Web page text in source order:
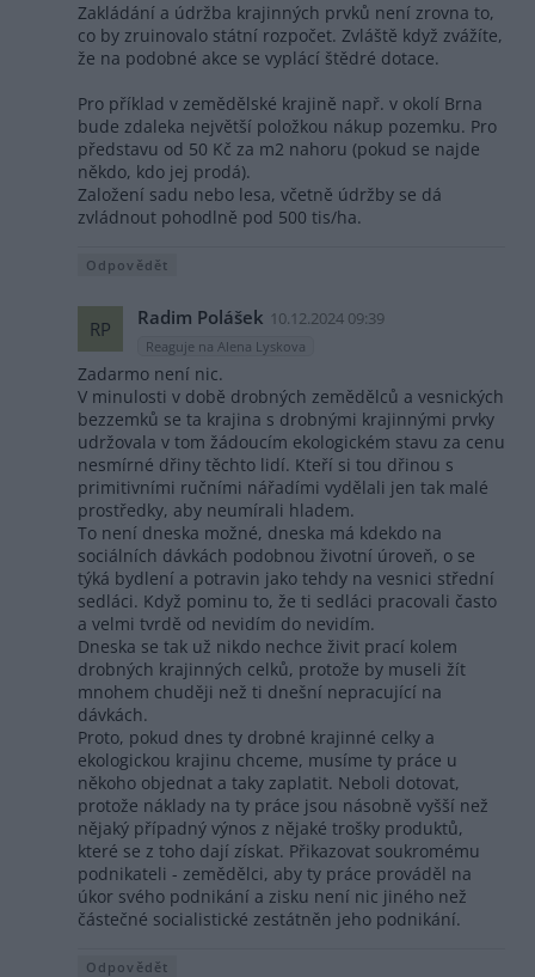
Zakládání a údržba krajinných prvků není zrovna to,
co by zruinovalo státní rozpočet. Zvláště když zvážíte,
že na podobné akce se vyplácí štědré dotace.
Pro příklad v zemědělské krajině např. v okolí Brna
bude zdaleka největší položkou nákup pozemku. Pro
představu od 50 Kč za m2 nahoru (pokud se najde
někdo, kdo jej prodá).
Založení sadu nebo lesa, včetně údržby se dá
zvládnout pohodlně pod 500 tis/ha.
Odpovědět
RP Radim Polášek 10.12.2024 09:39
Reaguje na Alena Lyskova
Zadarmo není nic.
V minulosti v době drobných zemědělců a vesnických
bezzemků se ta krajina s drobnými krajinnými prvky
udržovala v tom žádoucím ekologickém stavu za cenu
nesmírné dřiny těchto lidí. Kteří si tou dřinou s
primitivními ručními nářadími vydělali jen tak malé
prostředky, aby neumírali hladem.
To není dneska možné, dneska má kdekdo na
sociálních dávkách podobnou životní úroveň, o se
týká bydlení a potravin jako tehdy na vesnici střední
sedláci. Když pominu to, že ti sedláci pracovali často
a velmi tvrdě od nevidím do nevidím.
Dneska se tak už nikdo nechce živit prací kolem
drobných krajinných celků, protože by museli žít
mnohem chuději než ti dnešní nepracující na
dávkách.
Proto, pokud dnes ty drobné krajinné celky a
ekologickou krajinu chceme, musíme ty práce u
někoho objednat a taky zaplatit. Neboli dotovat,
protože náklady na ty práce jsou násobně vyšší než
nějaký případný výnos z nějaké trošky produktů,
které se z toho dají získat. Přikazovat soukromému
podnikateli - zemědělci, aby ty práce prováděl na
úkor svého podnikání a zisku není nic jiného než
částečné socialistické zestátněn jeho podnikání.
Odpovědět